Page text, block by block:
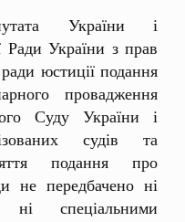
України і
Ради України з прав
юстиції подання
провадження
Суду України і
судів та
подання про
не передбачено ні
ні спеціальними